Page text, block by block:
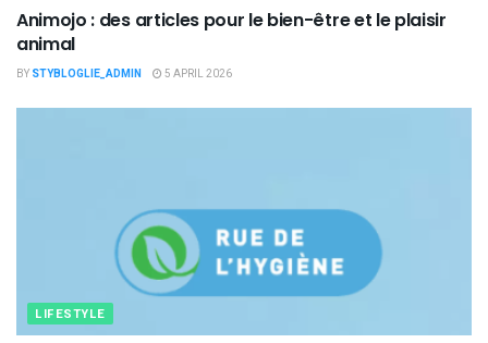
Animojo : des articles pour le bien-être et le plaisir
animal
BY STYBLOGLIE_ADMIN 5 APRIL 2026
LIFESTYLE